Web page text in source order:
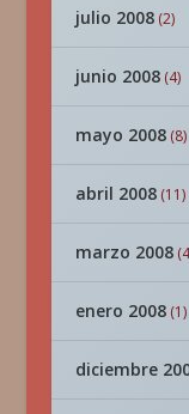
julio 2008(2)
junio 2008(4)
mayo 2008(8)
abril 2008(11)
marzo 2008
enero 2008(1)
diciembre